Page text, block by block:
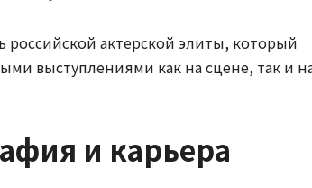
актерской элиты, который
выступлениями как на сцене, так и
и карьера